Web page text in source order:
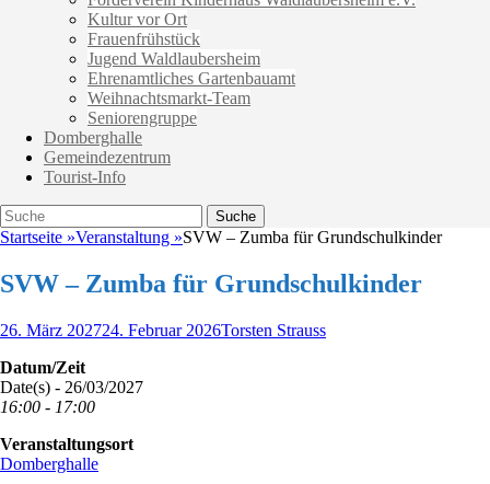
Kultur vor Ort
Frauenfrühstück
Jugend Waldlaubersheim
Ehrenamtliches Gartenbauamt
Weihnachtsmarkt-Team
Seniorengruppe
Domberghalle
Gemeindezentrum
Tourist-Info
Suche
Suche
nach:
Startseite »Veranstaltung »SVW – Zumba für Grundschulkinder
SVW – Zumba für Grundschulkinder
Veröffentlicht
26. März 202724. Februar 2026Autor
Torsten Strauss
Datum/Zeit
Date(s) - 26/03/2027
16:00 - 17:00
Veranstaltungsort
Domberghalle